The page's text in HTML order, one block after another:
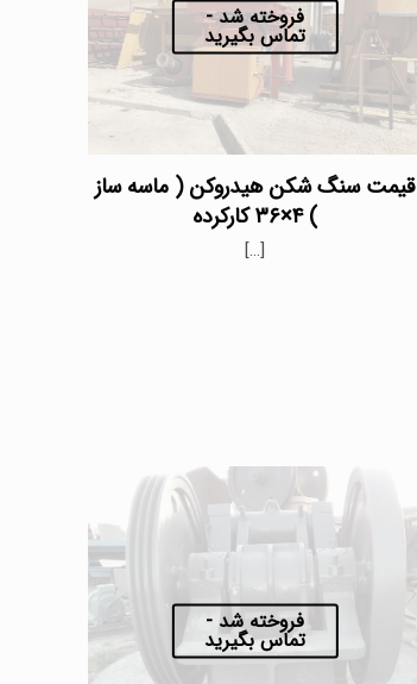
فروخته شد -
تماس بگیرید
قیمت سنگ شکن هیدروکن ( ماسه ساز
) ۴×۳۶ کارکرده
[…]
فروخته شد -
تماس بگیرید